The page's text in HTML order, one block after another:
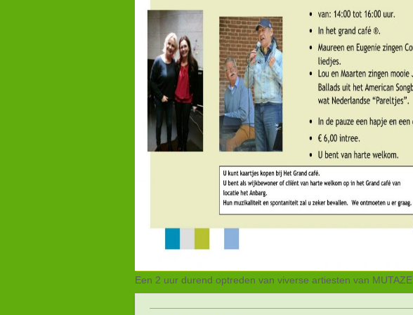
Een 2 uur durend optreden van viverse artiesten van MUTAZE